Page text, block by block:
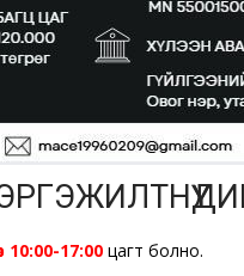
10:00-17:00 цагт болно.